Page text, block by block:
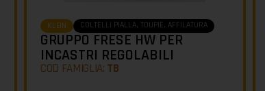
KLEIN COLTELLI PIALLA, TOUPIE, AFFILATURA
GRUPPO FRESE HW PER
INCASTRI REGOLABILI
COD FAMIGLIA: TB